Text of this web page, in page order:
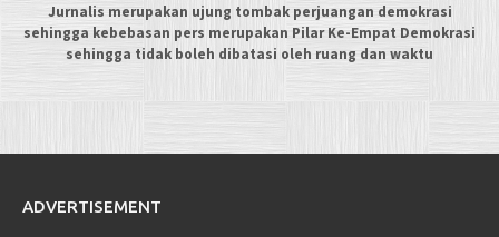
Jurnalis merupakan ujung tombak perjuangan demokrasi
sehingga kebebasan pers merupakan Pilar Ke-Empat Demokrasi
sehingga tidak boleh dibatasi oleh ruang dan waktu
ADVERTISEMENT